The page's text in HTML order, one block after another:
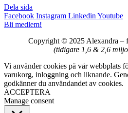
Dela sida
Facebook Instagram Linkedin Youtube
Bli medlem!
Copyright © 2025 Alexandra –
(tidigare 1,6 & 2,6
Vi använder cookies på vår webbplats
varukorg, inloggning och liknande.
godkänner du användandet av cookies.
ACCEPTERA
Manage consent